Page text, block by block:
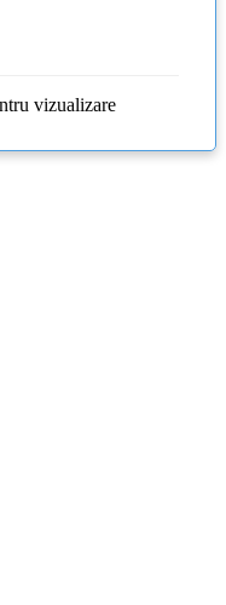
vizualizare